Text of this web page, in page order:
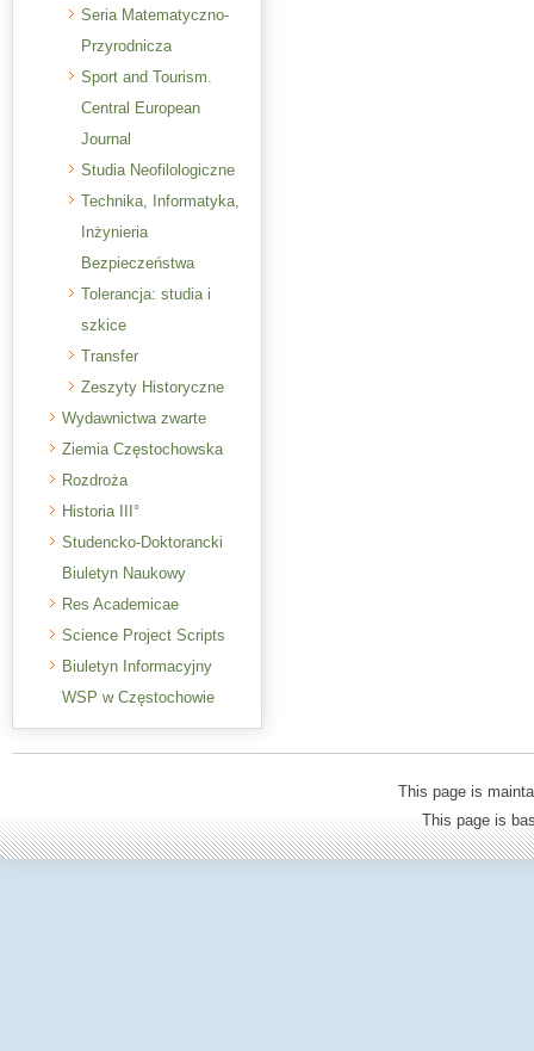
Seria Matematyczno-
Przyrodnicza
Sport and Tourism.
Central European
Journal
Studia Neofilologiczne
Technika, Informatyka,
Inżynieria
Bezpieczeństwa
Tolerancja: studia i
szkice
Transfer
Zeszyty Historyczne
Wydawnictwa zwarte
Ziemia Częstochowska
Rozdroża
Historia III°
Studencko-Doktorancki
Biuletyn Naukowy
Res Academicae
Science Project Scripts
Biuletyn Informacyjny
WSP w Częstochowie
This page is
This page is